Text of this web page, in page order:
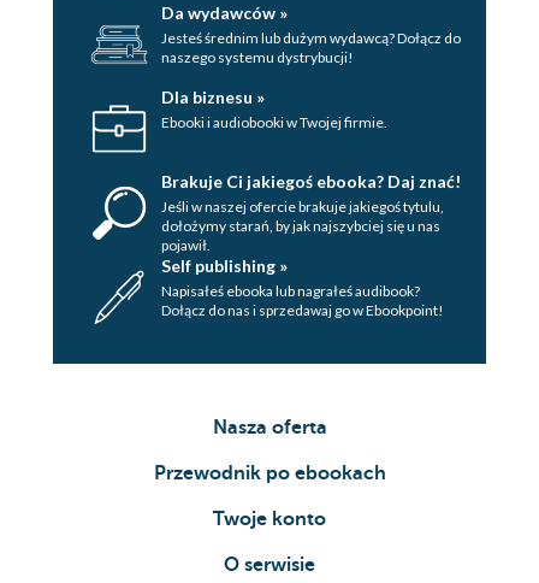
Da wydawców »
Jesteś średnim lub dużym wydawcą? Dołącz do
naszego systemu dystrybucji!
Dla biznesu »
Ebooki i audiobooki w Twojej firmie.
Brakuje Ci jakiegoś ebooka? Daj znać!
Jeśli w naszej ofercie brakuje jakiegoś tytulu,
dołożymy starań, by jak najszybciej się u nas
pojawił.
Self publishing »
Napisałeś ebooka lub nagrałeś audibook?
Dołącz do nas i sprzedawaj go w Ebookpoint!
Nasza oferta
Przewodnik po ebookach
Twoje konto
O serwisie